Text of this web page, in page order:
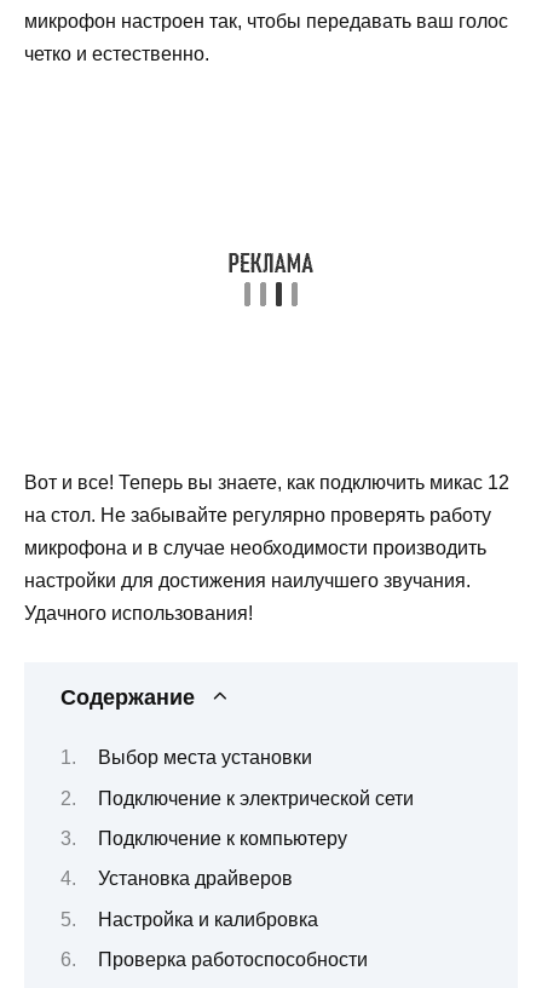
микрофон настроен так, чтобы передавать ваш голос
четко и естественно.
Вот и все! Теперь вы знаете, как подключить микас 12
на стол. Не забывайте регулярно проверять работу
микрофона и в случае необходимости производить
настройки для достижения наилучшего звучания.
Удачного использования!
Содержание
Выбор места установки
Подключение к электрической сети
Подключение к компьютеру
Установка драйверов
Настройка и калибровка
Проверка работоспособности